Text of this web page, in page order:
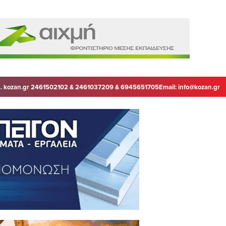
kozan.gr 2461502102 & 2461037209 & 6945651705Email:info@kozan.gr